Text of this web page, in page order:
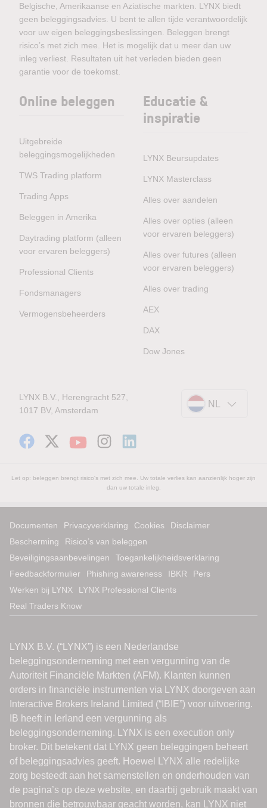
Belgische, Amerikaanse en Aziatische markten. LYNX biedt
geen beleggingsadvies. U bent te allen tijde verantwoordelijk
voor uw eigen beleggingsbeslissingen. Beleggen brengt
risico’s met zich mee. Het is mogelijk dat u meer dan uw
inleg verliest. Resultaten uit het verleden bieden geen
garantie voor de toekomst.
Online beleggen
Uitgebreide
beleggingsmogelijkheden
TWS Trading platform
Trading Apps
Beleggen in Amerika
Daytrading platform (alleen
voor ervaren beleggers)
Professional Clients
Fondsmanagers
Vermogensbeheerders
Educatie &
inspiratie
LYNX Beursupdates
LYNX Masterclass
Alles over aandelen
Alles over opties (alleen
voor ervaren beleggers)
Alles over futures (alleen
voor ervaren beleggers)
Alles over trading
AEX
DAX
Dow Jones
LYNX B.V., Herengracht 527,
1017 BV, Amsterdam
NL
Let op: beleggen brengt risico's met zich mee. Uw totale verlies kan aanzienlijk hoger zijn
dan uw totale inleg.
Documenten Privacyverklaring Cookies
Disclaimer
Bescherming
Risico’s van beleggen
Beveiligingsaanbevelingen
Toegankelijkheidsverklaring
Feedbackformulier
Phishing awareness IBKR
Pers
Werken bij LYNX
LYNX Professional Clients
Real Traders Know